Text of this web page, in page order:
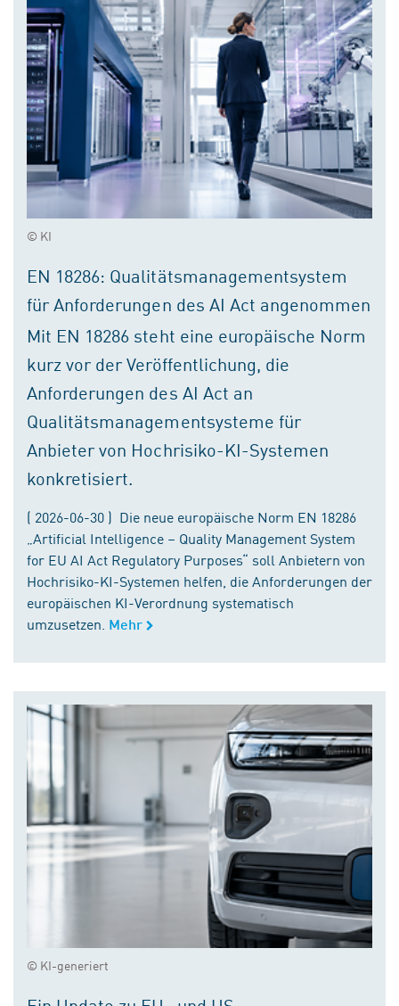
© KI
EN 18286: Qualitätsmanagementsystem
für Anforderungen des AI Act angenommen
Mit EN 18286 steht eine europäische Norm
kurz vor der Veröffentlichung, die
Anforderungen des AI Act an
Qualitätsmanagementsysteme für
Anbieter von Hochrisiko-KI-Systemen
konkretisiert.
( 2026-06-30 ) Die neue europäische Norm EN 18286
„Artificial Intelligence – Quality Management System
for EU AI Act Regulatory Purposes“ soll Anbietern von
Hochrisiko-KI-Systemen helfen, die Anforderungen der
europäischen KI-Verordnung systematisch
umzusetzen. Mehr
© KI-generiert